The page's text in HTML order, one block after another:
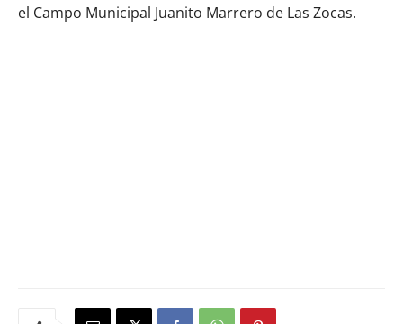
el Campo Municipal Juanito Marrero de Las Zocas.